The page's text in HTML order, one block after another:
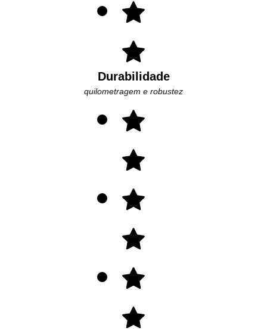
Durabilidade
quilometragem e robustez